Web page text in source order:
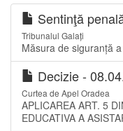
Sentinţă
Tribunalul Galați
Măsura de siguranță
Decizie -
Curtea de Apel Oradea
APLICAREA ART. 5
EDUCATIVA A